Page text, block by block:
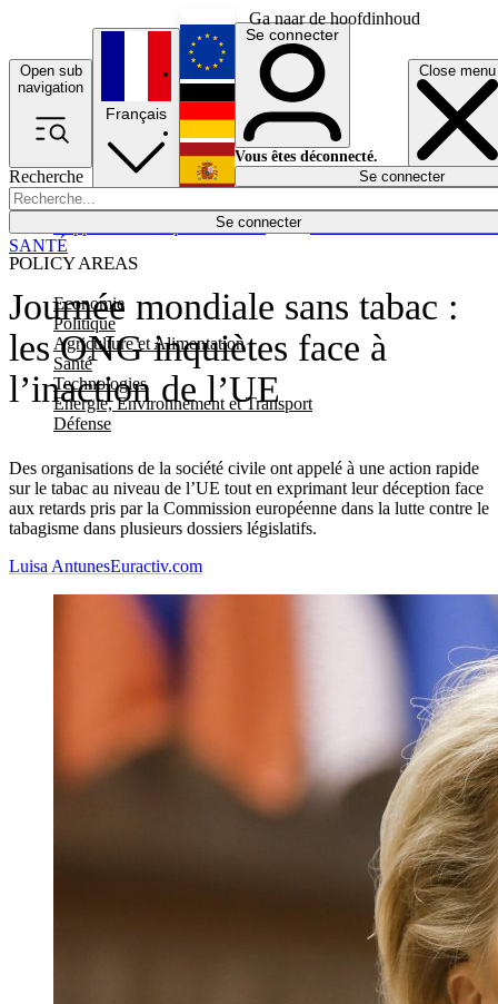
Ga naar de hoofdinhoud
Open sub
navigation
Close menu
Recherche
Se connecter
POLICY AREAS
Economie
Politique
Agriculture et Alimentation
Santé
Technologies
Energie, Environnement et Transport
Défense
Économie
Français
English
Deutsch
Español
Se connecter
Vous êtes déconnecté.
Se connecter
Journée mondiale sans tabac :
les ONG inquiètes face à
l’inaction de l’UE
Des organisations de la société civile ont appelé à une action rapide
sur le tabac au niveau de l’UE tout en exprimant leur déception face
aux retards pris par la Commission européenne dans la lutte contre le
tabagisme dans plusieurs dossiers législatifs.
SANTÉ
Luisa AntunesEuractiv.com